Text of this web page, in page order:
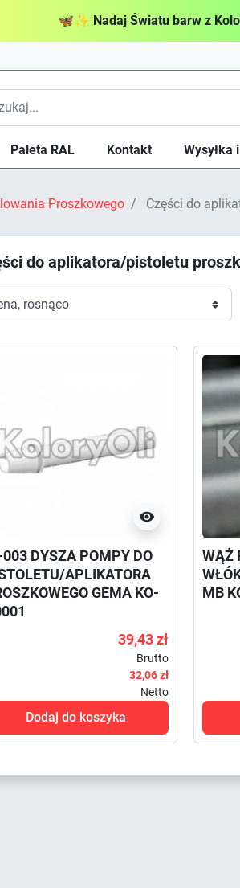
🦋✨ Nadaj Światu barw z
Paleta RAL Kontakt Wysyłka
Proszkowego Części do
do aplikatora/pistoletu

DYSZA POMPY DO
APLIKATORA
GEMA KO-
39,43 zł
Brutto
32,06 zł
Netto
Dodaj do koszyka
WĄŻ
MB